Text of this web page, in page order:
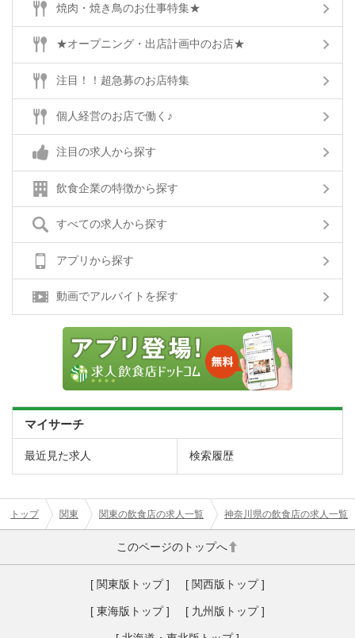
焼肉・焼き鳥のお仕事特集★
★オープニング・出店計画中のお店★
注目！！超急募のお店特集
個人経営のお店で働く♪
注目の求人から探す
飲食企業の特徴から探す
すべての求人から探す
アプリから探す
動画でアルバイトを探す
マイサーチ
最近見た求人 検索履歴
トップ 関東 関東の飲食店の求人一覧 神奈川県の飲食店の求人一覧
このページのトップへ
[ 関東版トップ ] [ 関西版トップ ]
[ 東海版トップ ] [ 九州版トップ ]